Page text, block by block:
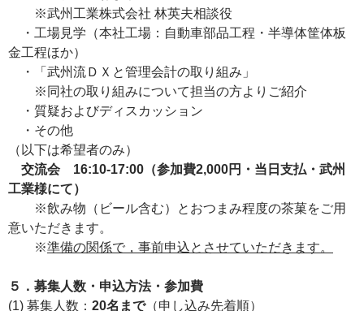
※武州工業株式会社 林英夫相談役
・工場見学（本社工場：自動車部品工程・半導体筐体板
金工程ほか）
・「武州流ＤＸと管理会計の取り組み」
※同社の取り組みについて担当の方よりご紹介
・質疑およびディスカッション
・その他
（以下は希望者のみ）
交流会 16:10-17:00（参加費2,000円・当日支払・武州
工業様にて）
※飲み物（ビール含む）とおつまみ程度の茶菓をご用
意いただきます。
※準備の関係で，事前申込とさせていただきます。
５．募集人数・申込方法・参加費
(1) 募集人数： 20名まで（申し込み先着順）